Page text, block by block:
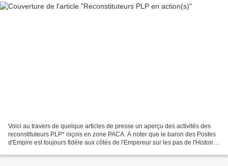
Voici au travers de quelque articles de presse un aperçu des activités des
reconstituteurs PLP* niçois en zone PACA. A noter que le baron des Postes
d'Empire est toujours fidèle aux côtés de l'Empereur sur les pas de l'Histoire